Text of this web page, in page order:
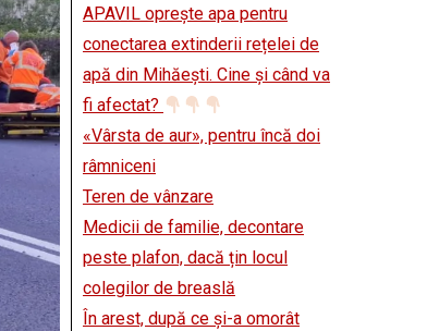
APAVIL oprește apa pentru
conectarea extinderii rețelei de
apă din Mihăești. Cine și când va
fi afectat?
«Vârsta de aur», pentru încă doi
râmniceni
Teren de vânzare
Medicii de familie, decontare
peste plafon, dacă țin locul
colegilor de breaslă
În arest, după ce și-a omorât